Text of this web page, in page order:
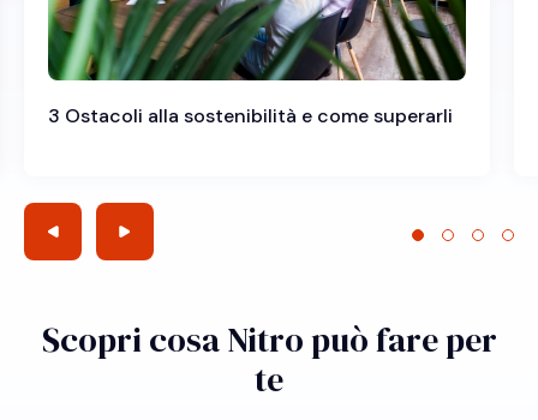
3 Ostacoli alla sostenibilità e come superarli
Scopri cosa Nitro può fare per
te